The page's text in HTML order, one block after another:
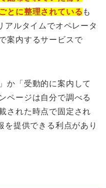
とに整理されている も
アルタイムでオペレータ
案内するサービスで
か「受動的に案内して
ページは自分で調べる
された時点で固定され
を提供できる利点があり